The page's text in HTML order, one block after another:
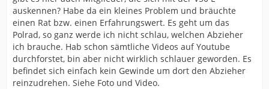
auskennen? Habe da ein kleines Problem und bräuchte
einen Rat bzw. einen Erfahrungswert. Es geht um das
Polrad, so ganz werde ich nicht schlau, welchen Abzieher
ich brauche. Hab schon sämtliche Videos auf Youtube
durchforstet, bin aber nicht wirklich schlauer geworden. Es
befindet sich einfach kein Gewinde um dort den Abzieher
reinzudrehen. Siehe Foto und Video.